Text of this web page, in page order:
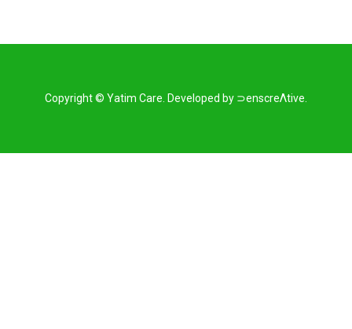
Copyright © Yatim Care Developed by ⊃enscreΛtive